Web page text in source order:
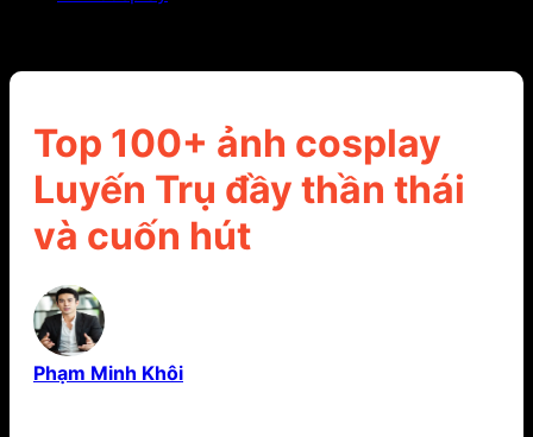
Top 100+ ảnh cosplay
Luyến Trụ đầy thần thái
và cuốn hút
Phạm Minh Khôi